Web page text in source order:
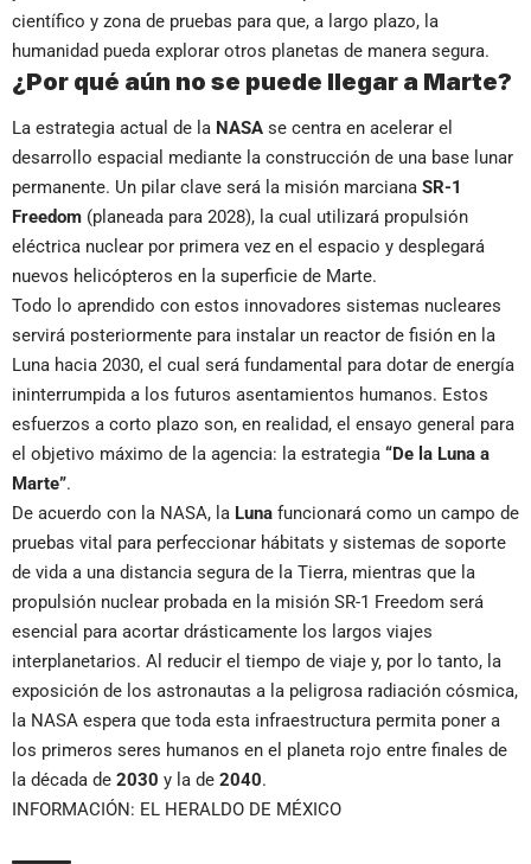
científico y zona de pruebas para que, a largo plazo, la
humanidad pueda explorar otros planetas de manera segura.
¿Por qué aún no se puede llegar a Marte?
La estrategia actual de la NASA se centra en acelerar el
desarrollo espacial mediante la construcción de una base lunar
permanente. Un pilar clave será la misión marciana SR-1
Freedom (planeada para 2028), la cual utilizará propulsión
eléctrica nuclear por primera vez en el espacio y desplegará
nuevos helicópteros en la superficie de Marte.
Todo lo aprendido con estos innovadores sistemas nucleares
servirá posteriormente para instalar un reactor de fisión en la
Luna hacia 2030, el cual será fundamental para dotar de energía
ininterrumpida a los futuros asentamientos humanos. Estos
esfuerzos a corto plazo son, en realidad, el ensayo general para
el objetivo máximo de la agencia: la estrategia “De la Luna a
Marte”.
De acuerdo con la NASA, la Luna funcionará como un campo de
pruebas vital para perfeccionar hábitats y sistemas de soporte
de vida a una distancia segura de la Tierra, mientras que la
propulsión nuclear probada en la misión SR-1 Freedom será
esencial para acortar drásticamente los largos viajes
interplanetarios. Al reducir el tiempo de viaje y, por lo tanto, la
exposición de los astronautas a la peligrosa radiación cósmica,
la NASA espera que toda esta infraestructura permita poner a
los primeros seres humanos en el planeta rojo entre finales de
la década de 2030 y la de 2040.
INFORMACIÓN: EL HERALDO DE MÉXICO